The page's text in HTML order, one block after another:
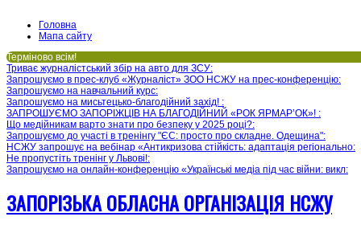
Головна
Мапа сайту
Терміново всім!
Триває журналістський збір на авто для ЗСУ:
Запрошуємо в прес-клуб «Журналіст» ЗОО НСЖУ на прес-конференцію:
Запрошуємо на навчальний курс:
Запрошуємо на мисьтецько-благодійний захід! :
ЗАПРОШУЄМО ЗАПОРІЖЦІВ НА БЛАГОДІЙНИЙ «РОК ЯРМАР’ОК»! :
Що медійникам варто знати про безпеку у 2025 році?:
Запрошуємо до участі в тренінгу "ЄС: просто про складне. Одещина":
НСЖУ запрошує на вебінар «Антикризова стійкість: адаптація регіонально:
Не пропустіть тренінг у Львові!:
Запрошуємо на онлайн-конференцію «Українські медіа під час війни: викл:
ЗАПОРІЗЬКА ОБЛАСНА ОРГАНІЗАЦІЯ НСЖУ